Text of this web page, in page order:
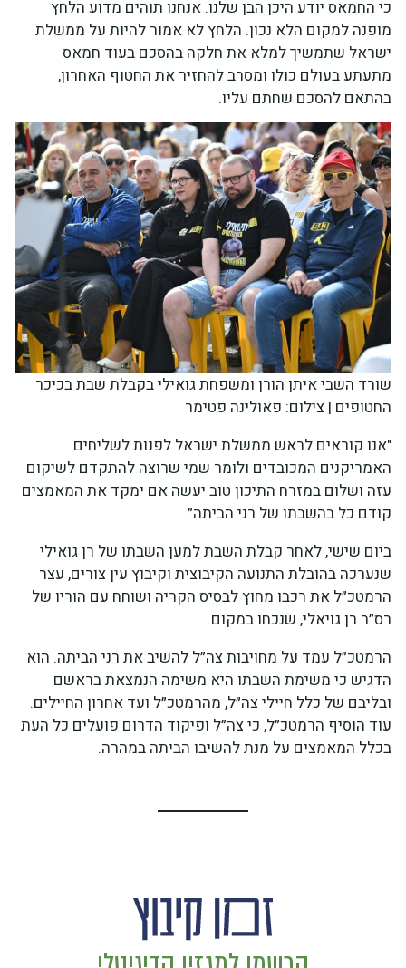
כי החמאס יודע היכן הבן שלנו. אנחנו תוהים מדוע הלחץ
מופנה למקום הלא נכון. הלחץ לא אמור להיות על ממשלת
ישראל שתמשיך למלא את חלקה בהסכם בעוד חמאס
מתעתע בעולם כולו ומסרב להחזיר את החטוף האחרון,
בהתאם להסכם שחתם עליו.
שורד השבי איתן הורן ומשפחת גואילי בקבלת שבת בכיכר
החטופים | צילום: פאולינה פטימר
"אנו קוראים לראש ממשלת ישראל לפנות לשליחים
האמריקנים המכובדים ולומר שמי שרוצה להתקדם לשיקום
עזה ושלום במזרח התיכון טוב יעשה אם ימקד את המאמצים
קודם כל בהשבתו של רני הביתה״.
ביום שישי, לאחר קבלת השבת למען השבתו של רן גואילי
שנערכה בהובלת התנועה הקיבוצית וקיבוץ עין צורים, עצר
הרמטכ״ל את רכבו מחוץ לבסיס הקריה ושוחח עם הוריו של
רס״ר רן גויאלי, שנכחו במקום.
הרמטכ״ל עמד על מחויבות צה״ל להשיב את רני הביתה. הוא
הדגיש כי משימת השבתו היא משימה הנמצאת בראשם
ובליבם של כלל חיילי צה״ל, מהרמטכ״ל ועד אחרון החיילים.
עוד הוסיף הרמטכ״ל, כי צה״ל ופיקוד הדרום פועלים כל העת
בכלל המאמצים על מנת להשיבו הביתה במהרה.